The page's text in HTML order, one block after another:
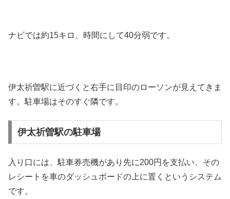
ナビでは約15キロ、時間にして40分弱です。
伊太祈曽駅に近づくと右手に目印のローソンが見えてきま
す。駐車場はそのすぐ隣です。
伊太祈曽駅の駐車場
入り口には、駐車券売機があり先に200円を支払い、その
レシートを車のダッシュボードの上に置くというシステム
です。